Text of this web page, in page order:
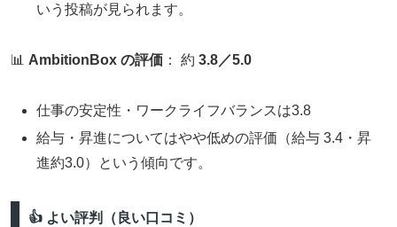
いう投稿が見られます。
📊 AmbitionBox の評価 ： 約 3.8／5.0
仕事の安定性・ワークライフバランスは3.8
給与・昇進についてはやや低めの評価（給与 3.4・昇
進約3.0）という傾向です。
👍 よい評判（良い口コミ）